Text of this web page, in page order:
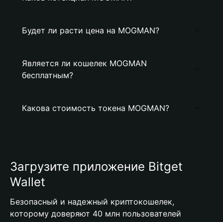
Будет ли расти цена на MOGMAN?
Является ли кошелек MOGMAN
бесплатным?
Какова стоимость токена MOGMAN?
Загрузите приложение Bitget
Wallet
Безопасный и надежный криптокошелек,
которому доверяют 40 млн пользователей